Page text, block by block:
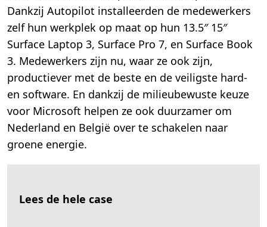
Dankzij Autopilot installeerden de medewerkers
zelf hun werkplek op maat op hun 13.5″ 15″
Surface Laptop 3, Surface Pro 7, en Surface Book
3. Medewerkers zijn nu, waar ze ook zijn,
productiever met de beste en de veiligste hard-
en software. En dankzij de milieubewuste keuze
voor Microsoft helpen ze ook duurzamer om
Nederland en België over te schakelen naar
groene energie.
Lees de hele case